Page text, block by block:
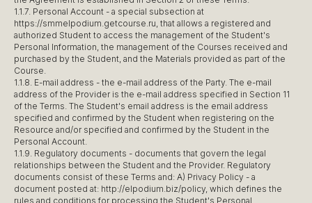
1.1.7. Personal Account - a special subsection at
https://smmelpodium.getcourse.ru, that allows a registered and
authorized Student to access the management of the Student's
Personal Information, the management of the Courses received and
purchased by the Student, and the Materials provided as part of the
Course.
1.1.8. E-mail address - the e-mail address of the Party. The e-mail
address of the Provider is the e-mail address specified in Section 11
of the Terms. The Student's email address is the email address
specified and confirmed by the Student when registering on the
Resource and/or specified and confirmed by the Student in the
Personal Account.
1.1.9. Regulatory documents - documents that govern the legal
relationships between the Student and the Provider. Regulatory
documents consist of these Terms and: A) Privacy Policy - a
document posted at: http://elpodium.biz/policy, which defines the
rules and conditions for processing the Student's Personal